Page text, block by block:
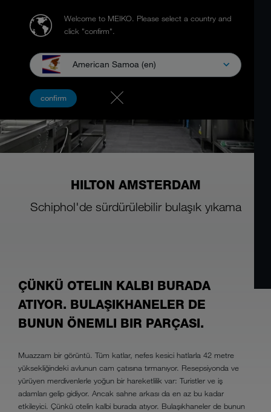
Welcome to MEIKO. Please select a country and
click "confirm".
American Samoa (en)
confirm
HILTON AMSTERDAM
Schiphol'de sürdürülebilir bulaşık yıkama
ÇÜNKÜ OTELIN KALBI BURADA
ATIYOR. BULAŞIKHANELER DE
BUNUN ÖNEMLI BIR PARÇASI.
Muazzam bir görüntü. Tüm katlar, nefes kesici hatlarla 42 metre
yüksekliğindeki avlunun cam çatısına tırmanıyor. Resepsiyonda ve
yürüyen merdivenlerle yoğun bir hareketlilik var: Turistler ve iş
adamları gelip gidiyor. Ancak sahne arkası da en az bu kadar
etkileyici. Çünkü otelin kalbi burada atıyor. Bulaşıkhaneler de bunun